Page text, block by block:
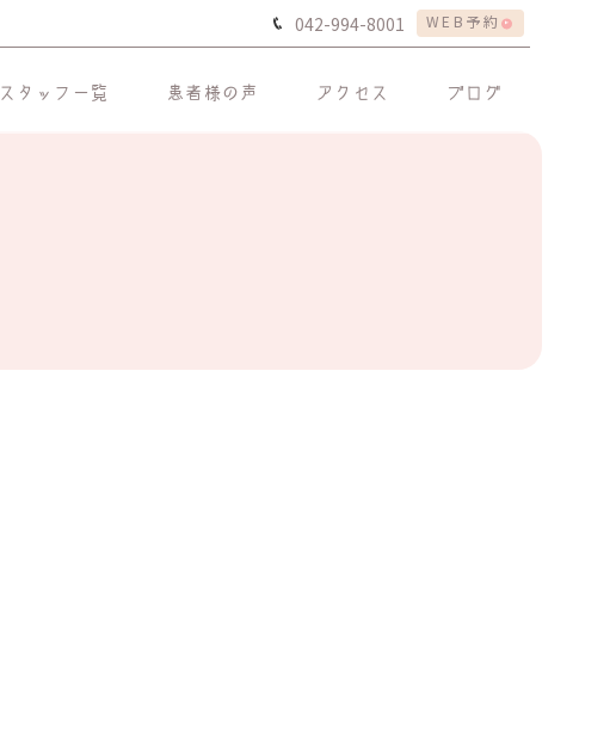
042-994-8001 WEB予約
スタッフ一覧 患者様の声 アクセス ブログ